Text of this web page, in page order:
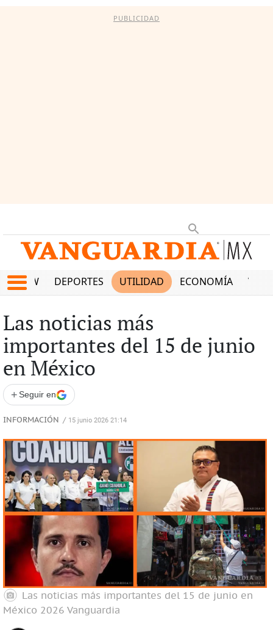
PUBLICIDAD
SHOW DEPORTES UTILIDAD ECONOMÍA VIDA
Las noticias más
importantes del 15 de junio
en México
+ Seguir en
INFORMACIÓN / 15 junio 2026 21:14
Las noticias más importantes del 15 de junio en
México 2026 Vanguardia